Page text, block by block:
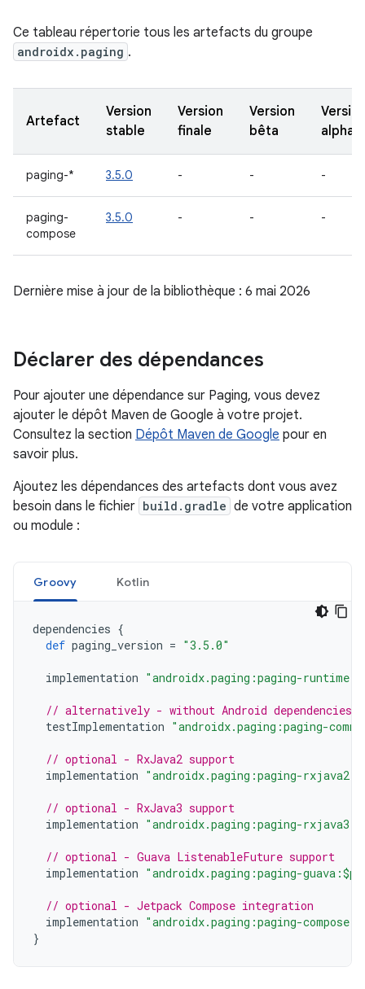
Ce tableau répertorie tous les artefacts du groupe
androidx.paging .
Artefact
Version
stable
Version
finale
Version
bêta
alpha
paging-* 3.5.0 - - -
paging-
compose
3.5.0 - - -
Dernière mise à jour de la bibliothèque : 6 mai 2026
Déclarer des dépendances
Pour ajouter une dépendance sur Paging, vous devez
ajouter le dépôt Maven de Google à votre projet.
Consultez la section Dépôt Maven de Google pour en
savoir plus.
Ajoutez les dépendances des artefacts dont vous avez
besoin dans le fichier build.gradle de votre application
ou module :
Groovy Kotlin
dependencies {
def paging_version = "3.5.0"
implementation "androidx.paging:paging-
// alternatively - without Android dependencies
testImplementation "androidx.paging:paging-
// optional - RxJava2 support
implementation "androidx.paging:paging-
// optional - RxJava3 support
implementation "androidx.paging:paging-
// optional - Guava ListenableFuture support
implementation "androidx.paging:paging-
// optional - Jetpack Compose integration
implementation "androidx.paging:paging-
}